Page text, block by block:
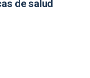
de salud